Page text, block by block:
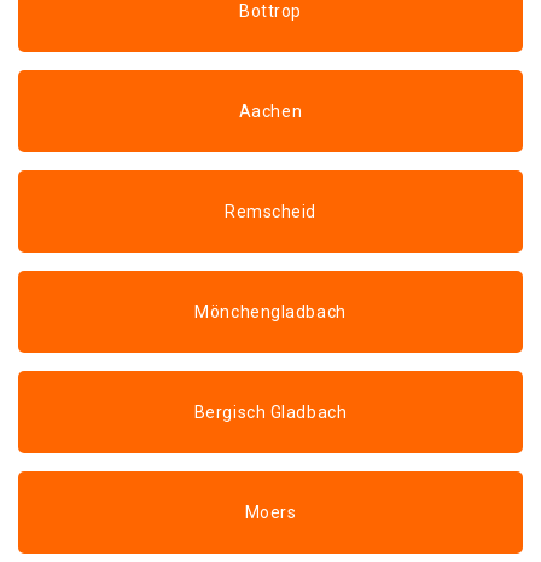
Bottrop
Aachen
Remscheid
Mönchengladbach
Bergisch Gladbach
Moers